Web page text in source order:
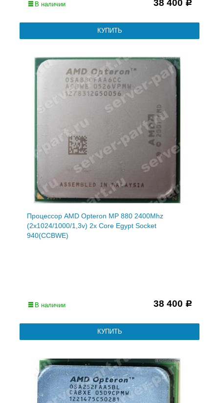
В наличии 38 400 Р
Процессор AMD Opteron MP 880 2400Mhz
(2x1024/1000/1,3v) 2x Core Egypt Socket
940(CCBWE)
В наличии 38 400 Р